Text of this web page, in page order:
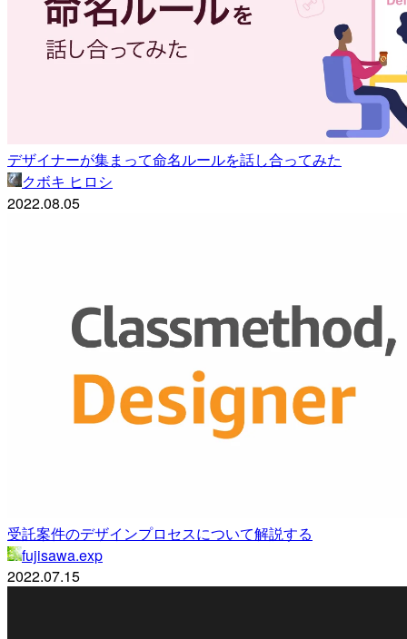
デザイナーが集まって命名ルールを話し合ってみた
クボキ ヒロシ
2022.08.05
受託案件のデザインプロセスについて解説する
fujisawa.exp
2022.07.15